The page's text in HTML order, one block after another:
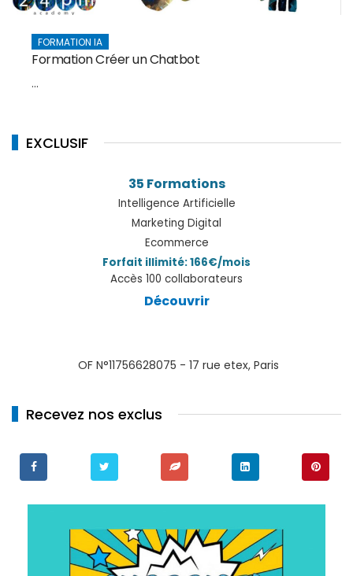
FORMATION IA
Formation Créer un Chatbot
...
EXCLUSIF
35 Formations
Intelligence Artificielle
Marketing Digital
Ecommerce
Forfait illimité: 166€/mois
Accès 100 collaborateurs
Découvrir
OF N°11756628075 - 17 rue etex, Paris
Recevez nos exclus